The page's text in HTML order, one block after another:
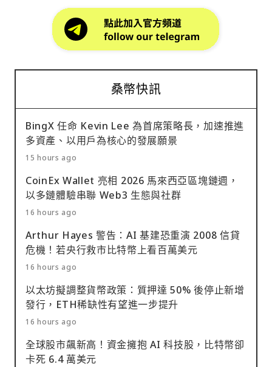
桑幣快訊
BingX 任命 Kevin Lee 為首席策略長，加速推進
多資產、以用戶為核心的發展願景
15 hours ago
CoinEx Wallet 亮相 2026 馬來西亞區塊鏈週，
以多鏈體驗串聯 Web3 生態與社群
16 hours ago
Arthur Hayes 警告：AI 基建恐重演 2008 信貸
危機！若央行救市比特幣上看百萬美元
16 hours ago
以太坊擬調整貨幣政策：質押達 50% 後停止新增
發行，ETH稀缺性有望進一步提升
16 hours ago
全球股市飆新高！資金擁抱 AI 科技股，比特幣卻
卡死 6.4 萬美元